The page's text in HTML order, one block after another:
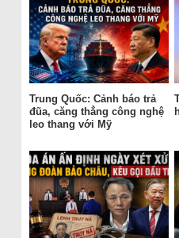
Trung Quốc: Cảnh báo trả
đũa, căng thẳng công nghệ
leo thang với Mỹ